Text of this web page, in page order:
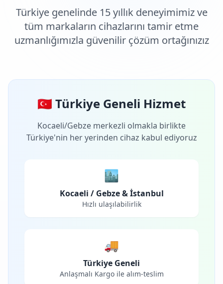
Türkiye genelinde 15 yıllık deneyimimiz ve
tüm markaların cihazlarını tamir etme
uzmanlığımızla güvenilir çözüm ortağınızız
🇹🇷 Türkiye Geneli Hizmet
Kocaeli/Gebze merkezli olmakla birlikte
Türkiye'nin her yerinden cihaz kabul ediyoruz
🏙️
Kocaeli / Gebze & İstanbul
Hızlı ulaşılabilirlik
🚚
Türkiye Geneli
Anlaşmalı Kargo ile alım-teslim